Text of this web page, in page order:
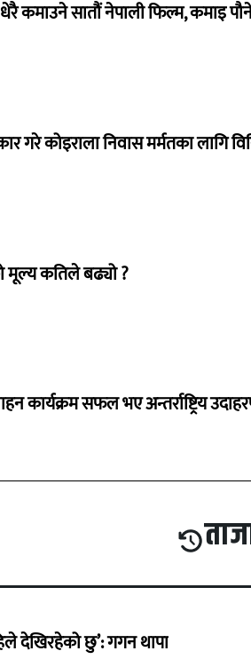
धेरै कमाउने सातौं नेपाली फिल्म, कमाइ
गरे कोइराला निवास मर्मतका लागि
मूल्य कतिले बढ्यो ?
कार्यक्रम सफल भए अन्तर्राष्ट्रिय
देखिरहेको छु’: गगन थापा